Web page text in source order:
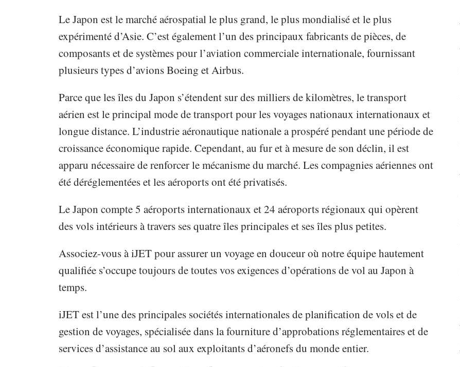
Le Japon est le marché aérospatial le plus grand, le plus mondialisé et le plus
expérimenté d’Asie. C’est également l’un des principaux fabricants de pièces, de
composants et de systèmes pour l’aviation commerciale internationale, fournissant
plusieurs types d’avions Boeing et Airbus.
Parce que les îles du Japon s’étendent sur des milliers de kilomètres, le transport
aérien est le principal mode de transport pour les voyages nationaux internationaux et
longue distance. L’industrie aéronautique nationale a prospéré pendant une période de
croissance économique rapide. Cependant, au fur et à mesure de son déclin, il est
apparu nécessaire de renforcer le mécanisme du marché. Les compagnies aériennes ont
été déréglementées et les aéroports ont été privatisés.
Le Japon compte 5 aéroports internationaux et 24 aéroports régionaux qui opèrent
des vols intérieurs à travers ses quatre îles principales et ses îles plus petites.
Associez-vous à iJET pour assurer un voyage en douceur où notre équipe hautement
qualifiée s’occupe toujours de toutes vos exigences d’opérations de vol au Japon à
temps.
iJET est l’une des principales sociétés internationales de planification de vols et de
gestion de voyages, spécialisée dans la fourniture d’approbations réglementaires et de
services d’assistance au sol aux exploitants d’aéronefs du monde entier.